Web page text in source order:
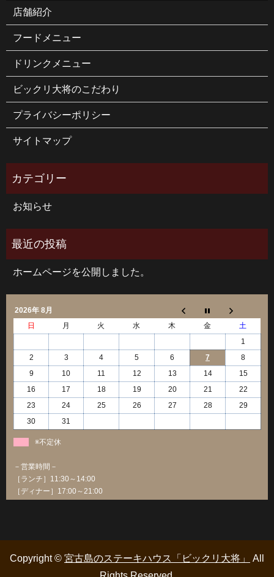
店舗紹介
フードメニュー
ドリンクメニュー
ビックリ大将のこだわり
プライバシーポリシー
サイトマップ
お知らせ
ホームページを公開しました。
2026年 8月
日
月 火 水 木 金
土
1
2
3 4 5 6 7
8
9
10 11 12 13 14
15
16
17 18 19 20 21
22
23
24 25 26 27 28
29
30
31
※不定休
－営業時間－
［ランチ］11:30～14:00
［ディナー］17:00～21:00
Copyright © 宮古島のステーキハウス「ビックリ大将」
All